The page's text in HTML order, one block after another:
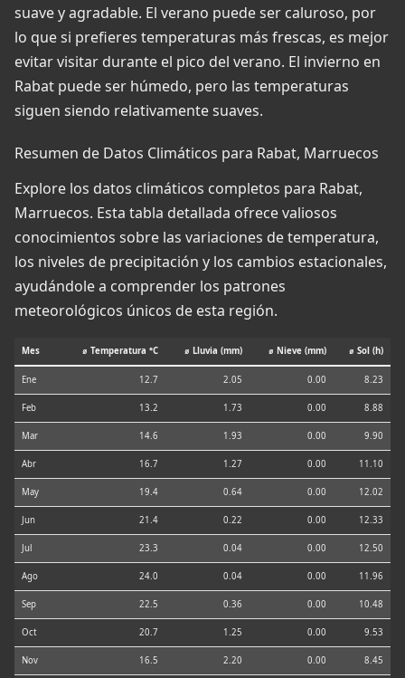
suave y agradable. El verano puede ser caluroso, por
lo que si prefieres temperaturas más frescas, es mejor
evitar visitar durante el pico del verano. El invierno en
Rabat puede ser húmedo, pero las temperaturas
siguen siendo relativamente suaves.
Resumen de Datos Climáticos para Rabat, Marruecos
Explore los datos climáticos completos para Rabat,
Marruecos. Esta tabla detallada ofrece valiosos
conocimientos sobre las variaciones de temperatura,
los niveles de precipitación y los cambios estacionales,
ayudándole a comprender los patrones
meteorológicos únicos de esta región.
Mes ⌀ Temperatura °C ⌀ Lluvia (mm) ⌀ Nieve (mm) ⌀ Sol (h)
Ene 12.7 2.05 0.00 8.23
Feb 13.2 1.73 0.00 8.88
Mar 14.6 1.93 0.00 9.90
Abr 16.7 1.27 0.00 11.10
May 19.4 0.64 0.00 12.02
Jun 21.4 0.22 0.00 12.33
Jul 23.3 0.04 0.00 12.50
Ago 24.0 0.04 0.00 11.96
Sep 22.5 0.36 0.00 10.48
Oct 20.7 1.25 0.00 9.53
Nov 16.5 2.20 0.00 8.45